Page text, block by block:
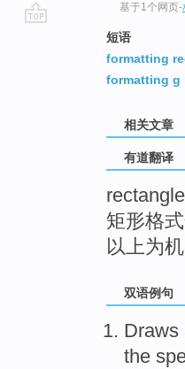
基于1个网页-
短语
formatting
formatting g
相关文章
有道翻译
矩形格
以上为
双语例句
Draws
the